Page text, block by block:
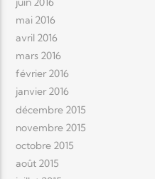
mai 2016
avril 2016
mars 2016
février 2016
janvier 2016
décembre 2015
novembre 2015
octobre 2015
août 2015